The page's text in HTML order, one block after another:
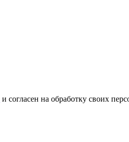
и согласен на обработку своих